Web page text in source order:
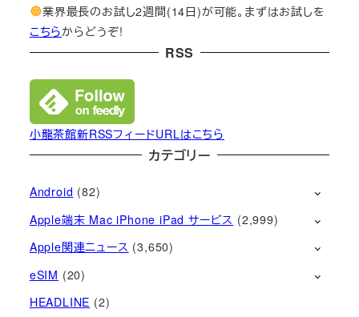
業界最長のお試し2週間(14日)が可能。まずはお試しを
こちらからどうぞ!
RSS
小龍茶館新RSSフィードURLはこちら
カテゴリー
Android (82)
Apple端末 Mac iPhone iPad サービス (2,999)
Apple関連ニュース (3,650)
eSIM (20)
HEADLINE (2)